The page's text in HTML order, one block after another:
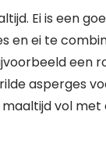
Ei is een
en ei te
een
asperges
vol met